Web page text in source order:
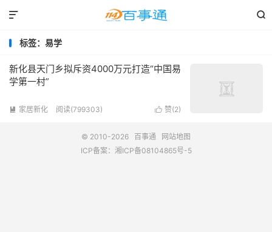


标签：易学
新化县天门乡拟斥资4000万元打造“中国易
学第一村”
 赞(2)
 家居新化 阅读(799303)
© 2010-2026 百事通
网站地图
ICP备案： 湘ICP备08104865号-5